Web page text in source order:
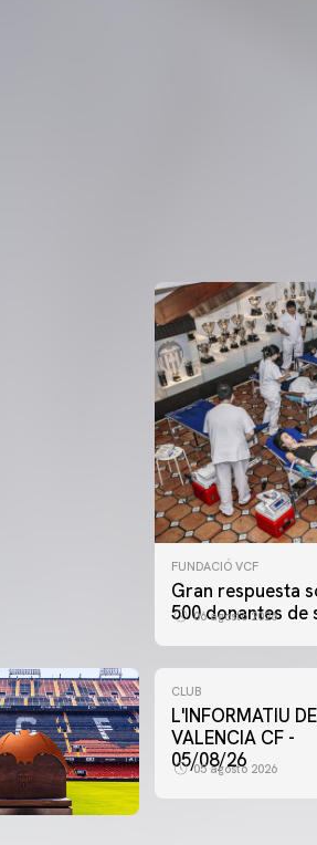
FUNDACIÓ VCF
Gran respuesta
500 donantes de
06 agosto 2026
CLUB
L'INFORMATIU DEL
VALENCIA CF -
05/08/26
05 agosto 2026